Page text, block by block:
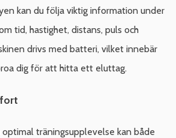
kan du följa viktig information under
tid, hastighet, distans, puls och
drivs med batteri, vilket innebär
dig för att hitta ett eluttag.
träningsupplevelse kan både